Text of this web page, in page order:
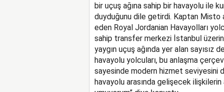
bir uçuş ağına sahip bir havayolu ile
duyduğunu dile getirdi. Kaptan Misto
eden Royal Jordanian Havayolları
sahip transfer merkezi İstanbul
yaygın uçuş ağında yer alan sayısız
havayolu yolcuları, bu anlaşma
sayesinde modern hizmet seviyesini
havayolu arasında gelişecek